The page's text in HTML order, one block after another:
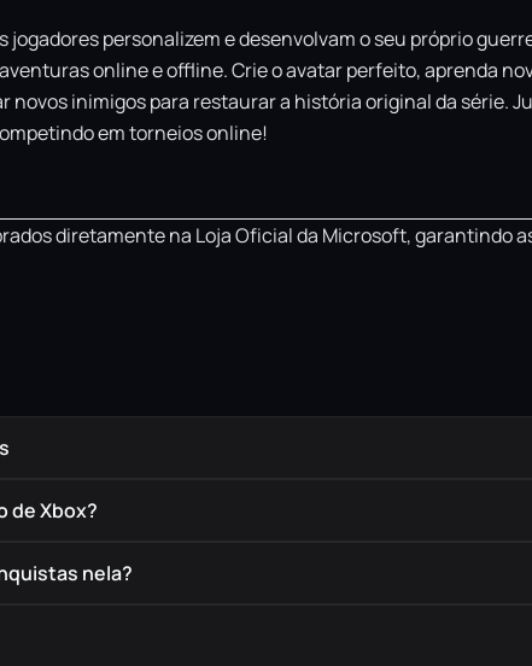
jogadores personalizem e desenvolvam o seu próprio
online e offline. Crie o avatar perfeito, aprenda
novos inimigos para restaurar a história original da série.
em torneios online!
diretamente na Loja Oficial da Microsoft, garantindo
de Xbox?
nela?